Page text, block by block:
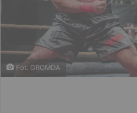
Fot. GROMDA